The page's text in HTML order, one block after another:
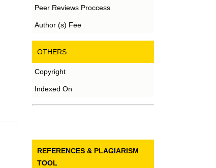
Peer Reviews Proccess
Author (s) Fee
OTHERS
Copyright
Indexed On
REFERENCES & PLAGIARISM
TOOL